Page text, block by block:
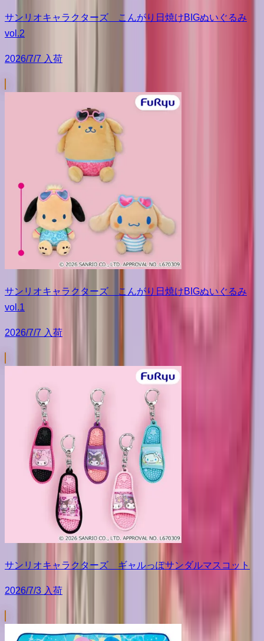
サンリオキャラクターズ こんがり日焼けBIGぬいぐるみ
vol.2
2026/7/7 入荷
サンリオキャラクターズ こんがり日焼けBIGぬいぐるみ
vol.1
2026/7/7 入荷
サンリオキャラクターズ ギャルっぽサンダルマスコット
2026/7/3 入荷